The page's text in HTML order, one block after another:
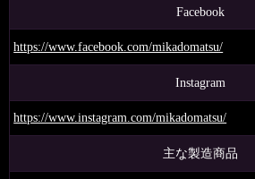
Facebook
https://www.facebook.com/mikadomatsu/
Instagram
https://www.instagram.com/mikadomatsu/
主な製造商品